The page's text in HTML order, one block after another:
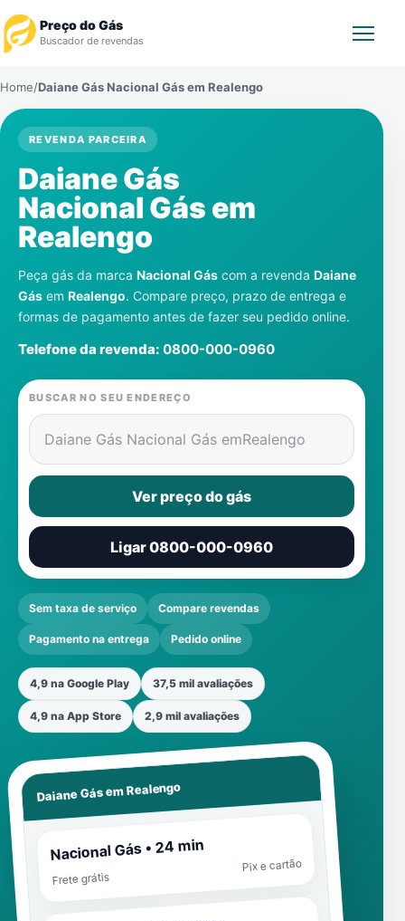
Preço do Gás
Buscador de revendas
Revendedor
Notícias
Cadastre-se
Gás
Home/Daiane Gás Nacional Gás em Realengo
REVENDA PARCEIRA
Daiane Gás
Nacional Gás em
Realengo
Peça gás da marca Nacional Gás com a revenda Daiane
Gás em Realengo. Compare preço, prazo de entrega e
formas de pagamento antes de fazer seu pedido online.
Telefone da revenda: 0800-000-0960
BUSCAR NO SEU ENDEREÇO
Daiane Gás Nacional Gás emRealengo
Ver preço do gás
Ligar 0800-000-0960
Sem taxa de serviço Compare revendas
Pagamento na entrega Pedido online
4,9 na Google Play 37,5 mil avaliações
4,9 na App Store 2,9 mil avaliações
Daiane Gás emRealengo
Nacional Gás • 24 min
Frete grátis
Pix e cartão